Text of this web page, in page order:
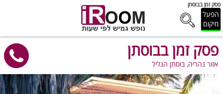
פסק זמן בבוסתן
הפעל
מיקום
פסק זמן בבוסתן
אזור נהריה, בוסתן הגליל